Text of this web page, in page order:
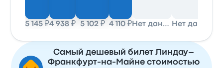
5 145 ₽4 938 ₽ 5 102 ₽ 4 110 ₽ Нет данных
Самый дешевый билет Линдау–
Франкфурт-на-Майне стоимостью